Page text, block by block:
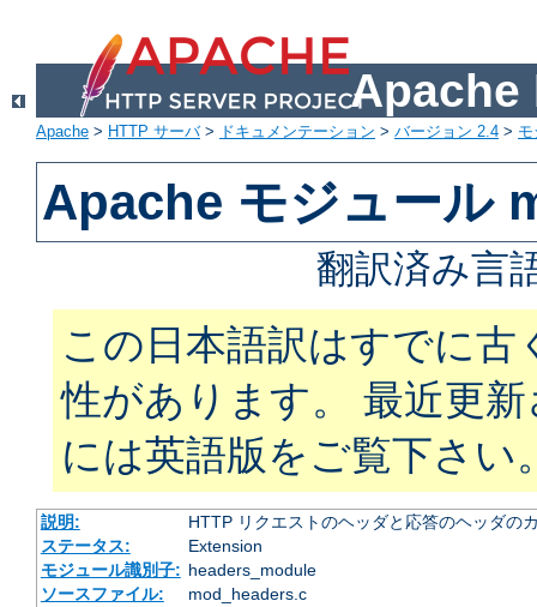
Apache
Apache > HTTP サーバ> ドキュメンテーション > バージョン 2.4 >
Apache モジュール
翻訳済み言
この日本語訳はすでに古
性があります。 最近更
には英語版をご覧下さい
説明:
HTTP リクエストのヘッダと応答のヘッダの
ステータス:
Extension
モジュール識別子: headers_module
ソースファイル:
mod_headers.c